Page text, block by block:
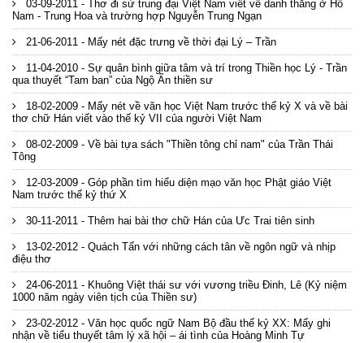
03-09-2011 - Thơ đi sứ trung đại Việt Nam viết về danh thắng ở Hồ
Nam - Trung Hoa và trường hợp Nguyễn Trung Ngạn
21-06-2011 - Mấy nét đặc trưng về thời đại Lý – Trần
11-04-2010 - Sự quân bình giữa tâm và trí trong Thiền học Lý - Trần
qua thuyết “Tam ban” của Ngộ Ấn thiền sư
18-02-2009 - Mấy nét về văn học Việt Nam trước thế kỷ X và về bài
thơ chữ Hán viết vào thế kỷ VII của người Việt Nam
08-02-2009 - Về bài tựa sách "Thiền tông chỉ nam" của Trần Thái
Tông
12-03-2009 - Góp phần tìm hiểu diện mạo văn học Phật giáo Việt
Nam trước thế kỷ thứ X
30-11-2011 - Thêm hai bài thơ chữ Hán của Ưc Trai tiên sinh
13-02-2012 - Quách Tấn với những cách tân về ngôn ngữ và nhịp
điệu thơ
24-06-2011 - Khuông Việt thái sư với vương triều Đinh, Lê (Kỷ niệm
1000 năm ngày viên tịch của Thiền sư)
23-02-2012 - Văn học quốc ngữ Nam Bộ đầu thế kỷ XX: Mấy ghi
nhận về tiểu thuyết tâm lý xã hội – ái tình của Hoàng Minh Tự